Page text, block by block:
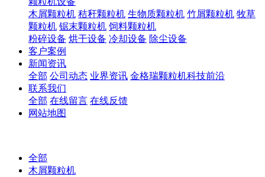
木屑颗粒机 秸秆颗粒机 生物质颗粒机 竹屑颗粒机 牧草
颗粒机 锯末颗粒机 饲料颗粒机
粉碎设备 烘干设备 冷却设备 除尘设备
客户案例
新闻资讯
全部 公司动态 业界资讯 金格瑞颗粒机科技前沿
联系我们
全部 在线留言 在线反馈
网站地图
全部
木屑颗粒机